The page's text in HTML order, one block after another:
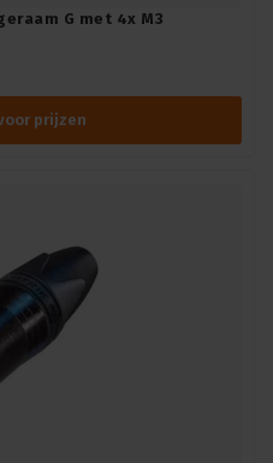
G met 4x M3
prijzen